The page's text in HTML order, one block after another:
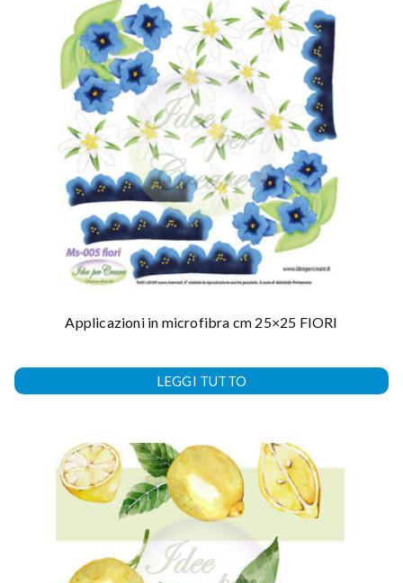
Applicazioni in microfibra cm 25×25 FIORI
LEGGI TUTTO